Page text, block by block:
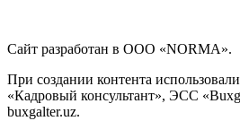
Сайт разработан в ООО «NORMA».
При создании контента
«Кадровый консультант», ЭСС
buxgalter.uz.